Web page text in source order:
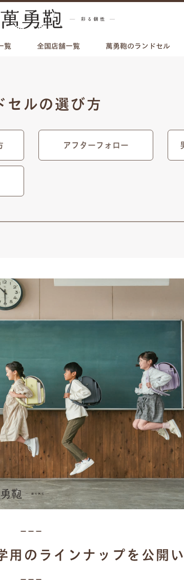
覧 全国店舗一覧 萬勇鞄のランドセル
セルの選び方
アフターフォロー
のラインナップを公開